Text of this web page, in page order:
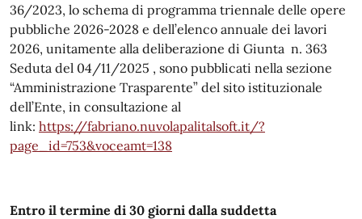
36/2023, lo schema di programma triennale delle opere
pubbliche 2026-2028 e dell’elenco annuale dei lavori
2026, unitamente alla deliberazione di Giunta n. 363
Seduta del 04/11/2025 , sono pubblicati nella sezione
“Amministrazione Trasparente” del sito istituzionale
dell’Ente, in consultazione al
link: https://fabriano.nuvolapalitalsoft.it/?
page_id=753&voceamt=138
Entro il termine di 30 giorni dalla suddetta